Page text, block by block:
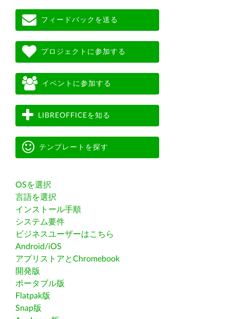
フィードバックを送る
プロジェクトに参加する
イベントに参加する
LIBREOFFICEを知る
テンプレートを探す
OSを選択
言語を選択
インストール手順
システム要件
ビジネスユーザーはこちら
Android/iOS
アプリストアとChromebook
開発版
ポータブル版
Flatpak版
Snap版